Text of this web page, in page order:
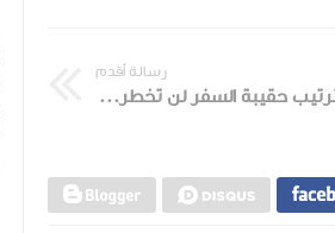
رسالة أقدم
أفكار لترتيب حقيبة السفر لن تخطر على بالك مع الحرص على ترك مساحة أكثر